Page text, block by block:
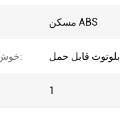
مسکن ABS
خوش دست بودن: بلوتوث قابل حمل
1